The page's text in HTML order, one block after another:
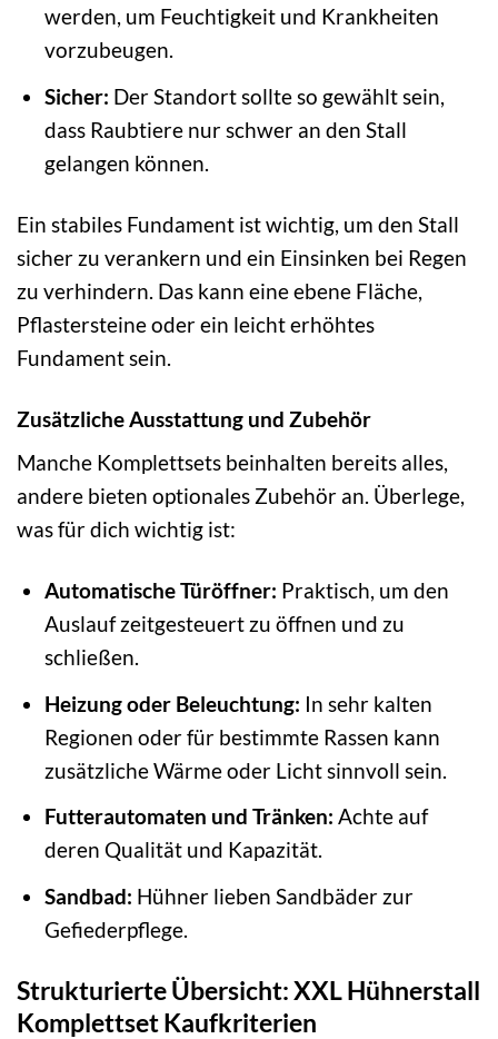
werden, um Feuchtigkeit und Krankheiten
vorzubeugen.
Sicher: Der Standort sollte so gewählt sein,
dass Raubtiere nur schwer an den Stall
gelangen können.
Ein stabiles Fundament ist wichtig, um den Stall
sicher zu verankern und ein Einsinken bei Regen
zu verhindern. Das kann eine ebene Fläche,
Pflastersteine oder ein leicht erhöhtes
Fundament sein.
Zusätzliche Ausstattung und Zubehör
Manche Komplettsets beinhalten bereits alles,
andere bieten optionales Zubehör an. Überlege,
was für dich wichtig ist:
Automatische Türöffner: Praktisch, um den
Auslauf zeitgesteuert zu öffnen und zu
schließen.
Heizung oder Beleuchtung: In sehr kalten
Regionen oder für bestimmte Rassen kann
zusätzliche Wärme oder Licht sinnvoll sein.
Futterautomaten und Tränken: Achte auf
deren Qualität und Kapazität.
Sandbad: Hühner lieben Sandbäder zur
Gefiederpflege.
Strukturierte Übersicht: XXL Hühnerstall
Komplettset Kaufkriterien